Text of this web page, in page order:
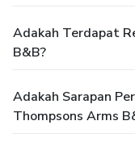
Adakah Terdapat
B&B?
Adakah Sarapan
Thompsons Arms